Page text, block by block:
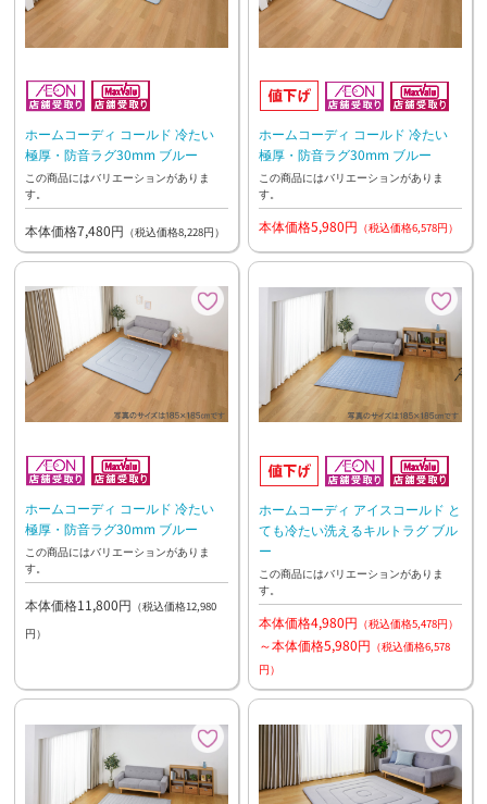
ホームコーディ コールド 冷たい
極厚・防音ラグ30mm ブルー
この商品にはバリエーションがありま
す。
本体価格7,480円 （税込価格8,228円）
ホームコーディ コールド 冷たい
極厚・防音ラグ30mm ブルー
この商品にはバリエーションがありま
す。
本体価格5,980円 （税込価格6,578円）
ホームコーディ コールド 冷たい
極厚・防音ラグ30mm ブルー
この商品にはバリエーションがありま
す。
本体価格11,800円 （税込価格12,980
円）
ホームコーディ アイスコールド と
ても冷たい洗えるキルトラグ ブル
ー
この商品にはバリエーションがありま
す。
本体価格4,980円 （税込価格5,478円）
～本体価格5,980円 （税込価格6,578
円）